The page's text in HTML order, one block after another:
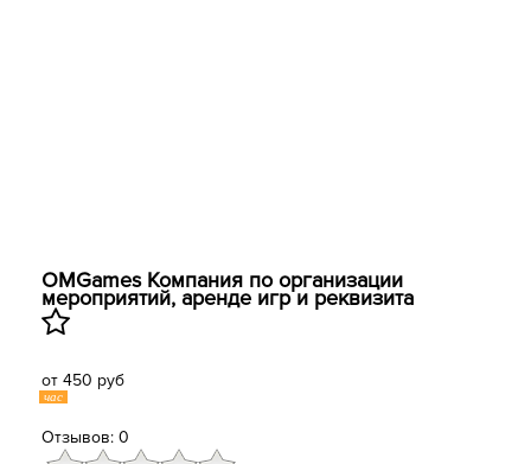
OMGames Компания по организации
мероприятий, аренде игр и реквизита
от 450 руб
час
Отзывов: 0